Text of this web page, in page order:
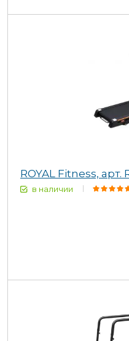
ROYAL Fitness, арт.
в наличии